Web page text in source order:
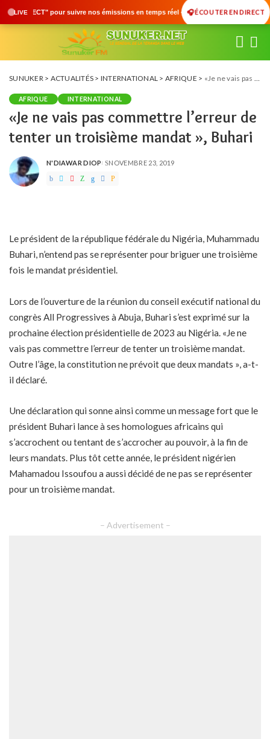
LIVE
nos émissions en temps réel • 🇸🇳 Actualités du Sénégal • 🌍 Actualités
🎧 ÉCOUTER EN DIRECT
SUNUKER> ACTUALITÉS > INTERNATIONAL > AFRIQUE > «Je ne vais pas commettre l’erreur de tenter un troisième mandat », Buhari
AFRIQUE INTERNATIONAL
«Je ne vais pas commettre l’erreur de
tenter un troisième mandat », Buhari
POSTED
BY
N'DIAWAR DIOP NOVEMBRE 23, 2019
Le président de la république fédérale du Nigéria, Muhammadu
Buhari, n’entend pas se représenter pour briguer une troisième
fois le mandat présidentiel.
Lors de l’ouverture de la réunion du conseil exécutif national du
congrès All Progressives à Abuja, Buhari s’est exprimé sur la
prochaine élection présidentielle de 2023 au Nigéria. «Je ne
vais pas commettre l’erreur de tenter un troisième mandat.
Outre l’âge, la constitution ne prévoit que deux mandats », a-t-
il déclaré.
Une déclaration qui sonne ainsi comme un message fort que le
président Buhari lance à ses homologues africains qui
s’accrochent ou tentant de s’accrocher au pouvoir, à la fin de
leurs mandats. Plus tôt cette année, le président nigérien
Mahamadou Issoufou a aussi décidé de ne pas se représenter
pour un troisième mandat.
– Advertisement –